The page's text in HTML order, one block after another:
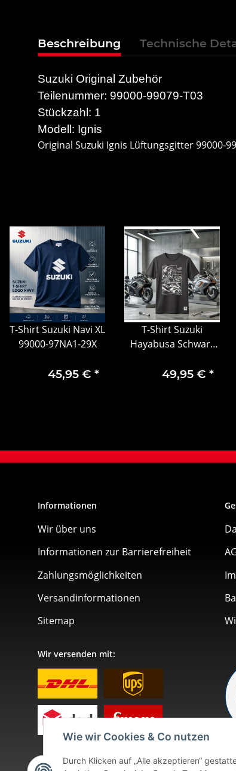
Wie wir Cookies & Co nutzen
Durch Klicken auf „Alle akzeptieren“
Beschreibung Technische
Suzuki Original Zubehör
Teilenummer: 99000-99079-T03
Stückzahl: 1
Modell: Ignis
Original Suzuki Ignis Lüftungsgitter 99000-
T-Shirt Suzuki Navi XL
99000-97NA1-29X
45,95 € *
T-Shirt Suzuki
Hayabusa Schwarz
79NA1-15X
49,95 € *
Informationen
Wir über uns
Informationen zur Barrierefreiheit
Zahlungsmöglichkeiten
Versandinformationen
Sitemap
Wir versenden mit: